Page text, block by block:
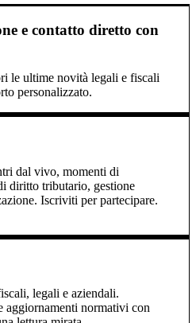
e contatto diretto con
le ultime novità legali e fiscali
personalizzato.
dal vivo, momenti di
diritto tributario, gestione
Iscriviti per partecipare.
legali e aziendali.
aggiornamenti normativi con